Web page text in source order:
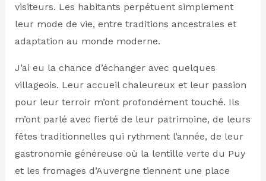
visiteurs. Les habitants perpétuent simplement
leur mode de vie, entre traditions ancestrales et
adaptation au monde moderne.
J’ai eu la chance d’échanger avec quelques
villageois. Leur accueil chaleureux et leur passion
pour leur terroir m’ont profondément touché. Ils
m’ont parlé avec fierté de leur patrimoine, de leurs
fêtes traditionnelles qui rythment l’année, de leur
gastronomie généreuse où la lentille verte du Puy
et les fromages d’Auvergne tiennent une place